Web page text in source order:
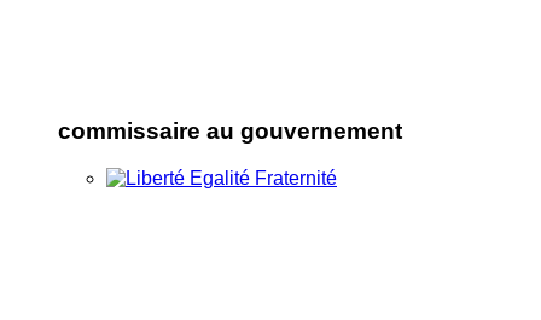
commissaire au gouvernement